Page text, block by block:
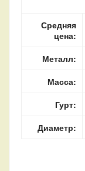
Средняя
цена:
Металл:
Масса:
Гурт:
Диаметр: